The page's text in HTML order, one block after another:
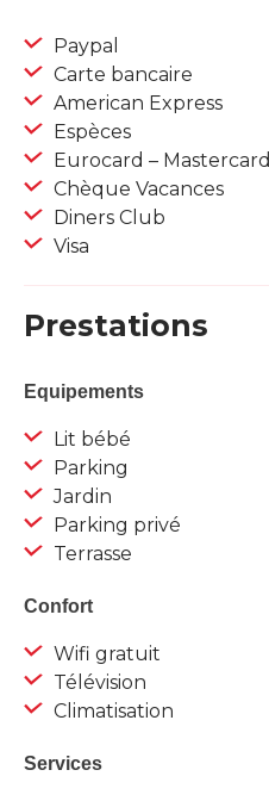
Paypal
Carte bancaire
American Express
Espèces
Eurocard – Mastercard
Chèque Vacances
Diners Club
Visa
Prestations
Equipements
Lit bébé
Parking
Jardin
Parking privé
Terrasse
Confort
Wifi gratuit
Télévision
Climatisation
Services